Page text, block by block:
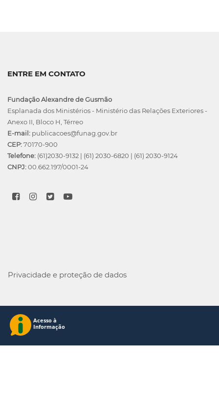
ENTRE EM CONTATO
Fundação Alexandre de Gusmão
Esplanada dos Ministérios - Ministério das Relações Exteriores -
Anexo II, Bloco H, Térreo
E-mail: publicacoes@funag.gov.br
CEP:70170-900
Telefone: (61)2030-9132 | (61) 2030-6820 | (61) 2030-9124
CNPJ:00.662.197/0001-24
Privacidade e proteção de dados